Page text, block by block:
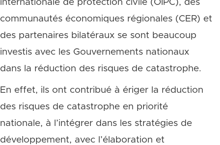
internationale de protection civile (OIPC), des
communautés économiques régionales (CER) et
des partenaires bilatéraux se sont beaucoup
investis avec les Gouvernements nationaux
dans la réduction des risques de catastrophe.
En effet, ils ont contribué à ériger la réduction
des risques de catastrophe en priorité
nationale, à l’intégrer dans les stratégies de
développement, avec l’élaboration et